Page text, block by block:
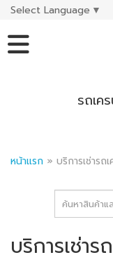
Select Language ▼
รถเค
หน้าแรก » บริการเช่ารถ
บริการเช่าร